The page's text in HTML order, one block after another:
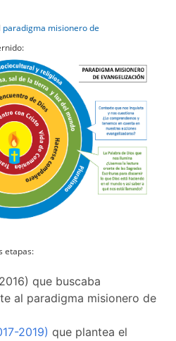
paradigma misionero de
etapas:
que buscaba
al paradigma misionero de
2019) que plantea el